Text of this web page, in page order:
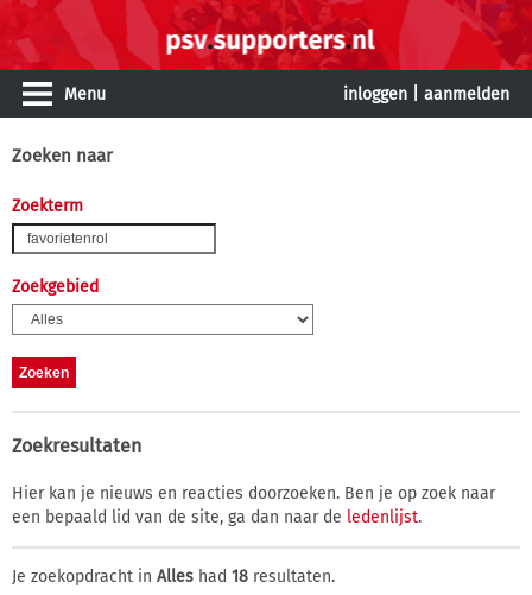
Menu inloggen aanmelden
Zoeken naar
Zoekterm
Zoekgebied
Zoekresultaten
Hier kan je nieuws en reacties doorzoeken. Ben je op zoek naar
een bepaald lid van de site, ga dan naar de ledenlijst.
Je zoekopdracht in Alles had 18 resultaten.